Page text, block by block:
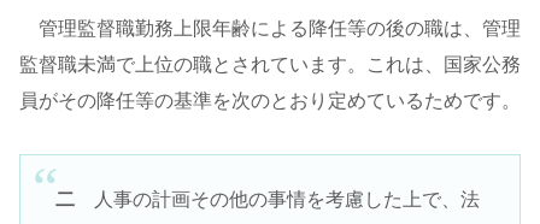
管理監督職勤務上限年齢による降任等の後の職は、管理
監督職未満で上位の職とされています。これは、国家公務
員がその降任等の基準を次のとおり定めているためです。
二人事の計画その他の事情を考慮した上で、法